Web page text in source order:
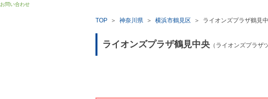
お問い合わせ
TOP ＞ 神奈川県 ＞ 横浜市鶴見区 ＞ ライオンズプラザ鶴見
ライオンズプラザ鶴見中央 （ライオンズプラザ